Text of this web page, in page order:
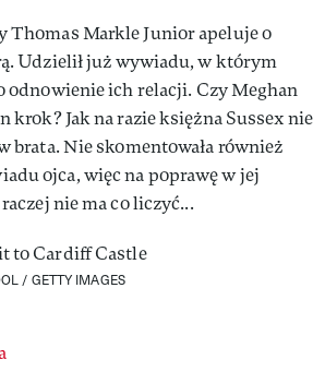
Thomas Markle Junior apeluje o
Udzielił już wywiadu, w którym
odnowienie ich relacji. Czy Meghan
krok? Jak na razie księżna Sussex nie
brata. Nie skomentowała również
ojca, więc na poprawę w jej
nie ma co liczyć...
/ GETTY IMAGES